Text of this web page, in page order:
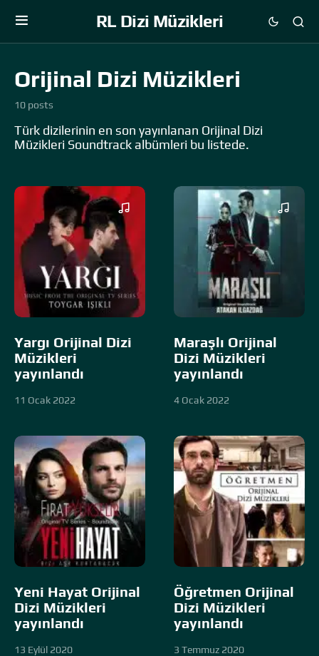
RL Dizi Müzikleri
Orijinal Dizi Müzikleri
10 posts
Türk dizilerinin en son yayınlanan Orijinal Dizi
Müzikleri Soundtrack albümleri bu listede.
Yargı Orijinal Dizi
Müzikleri
yayınlandı
11 Ocak 2022
Maraşlı Orijinal
Dizi Müzikleri
yayınlandı
4 Ocak 2022
Yeni Hayat Orijinal
Dizi Müzikleri
yayınlandı
13 Eylül 2020
Öğretmen Orijinal
Dizi Müzikleri
yayınlandı
3 Temmuz 2020